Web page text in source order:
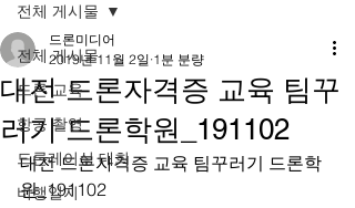
전체 게시물
드론 교육
항공 촬영
드론레이싱 대회
비행일지
전체 게시물
대전 드론자격증 교육 팀꾸
러기 드론학원_191102
드론미디어
2019년 11월 2일 1분 분량
대전 드론자격증 교육 팀꾸러기 드론학
원_191102